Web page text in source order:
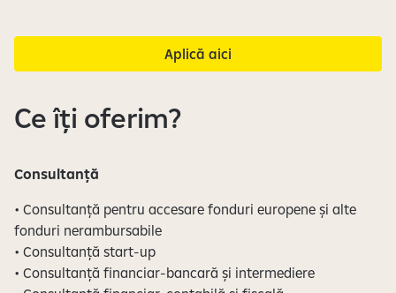
Aplică aici
Ce îți oferim?
Consultanță
• Consultanță pentru accesare fonduri europene și alte
fonduri nerambursabile
• Consultanță start-up
• Consultanță financiar-bancară și intermediere